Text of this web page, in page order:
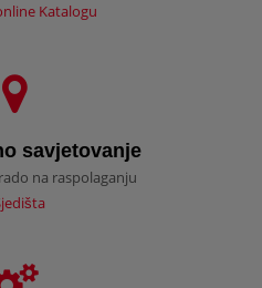
Katalogu
savjetovanje
na raspolaganju